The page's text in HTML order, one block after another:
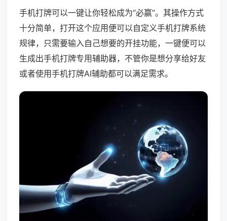
手机打牌可以一键让你轻松成为“必赢”。其操作方式
十分简单，打开这个应用便可以自定义手机打牌系统
规律，只需要输入自己想要的开挂功能，一键便可以
生成出手机打牌专用辅助器，不管你是想分享给好友
或者使用手机打牌AI辅助都可以满足需求。